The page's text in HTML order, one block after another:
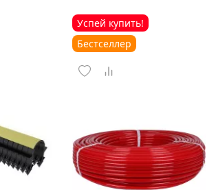
Успей купить!
Бестселлер